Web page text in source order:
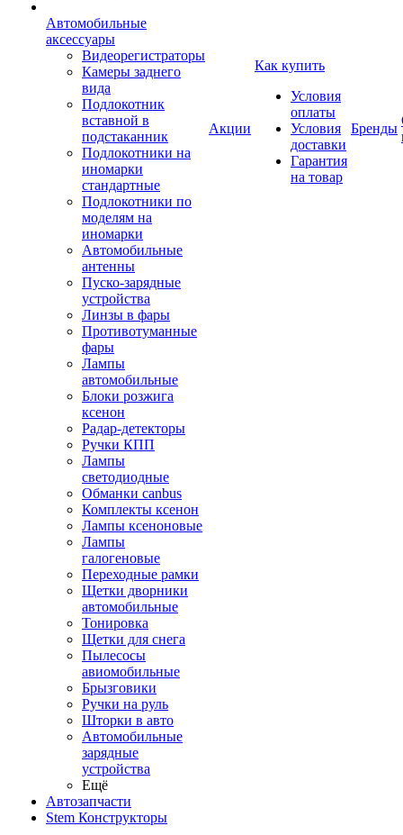
Автомобильные
аксессуары
Видеорегистраторы
Камеры заднего
вида
Подлокотник
вставной в
подстаканник
Подлокотники на
иномарки
стандартные
Подлокотники по
моделям на
иномарки
Автомобильные
антенны
Пуско-зарядные
устройства
Линзы в фары
Противотуманные
фары
Лампы
автомобильные
Блоки розжига
ксенон
Радар-детекторы
Ручки КПП
Лампы
светодиодные
Обманки canbus
Комплекты ксенон
Лампы ксеноновые
Лампы
галогеновые
Переходные рамки
Щетки дворники
автомобильные
Тонировка
Щетки для снега
Пылесосы
авиомобильные
Брызговики
Ручки на руль
Шторки в авто
Автомобильные
зарядные
устройства
Ещё
Автозапчасти
Stem Конструкторы
Акции
Как купить
Условия
оплаты
Условия
доставки
Гарантия
на товар
Бренды